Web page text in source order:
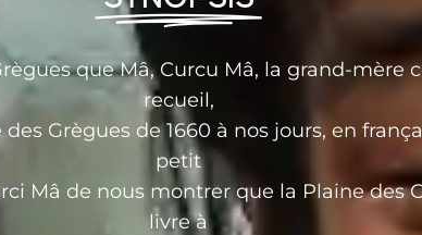
que Mâ, Curcu Mâ, la grand-
recueil,
Grègues de 1660 à nos jours, en
petit
Mâ de nous montrer que la Plaine des
livre à